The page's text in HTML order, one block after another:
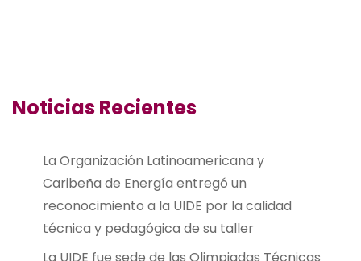
Noticias Recientes
La Organización Latinoamericana y
Caribeña de Energía entregó un
reconocimiento a la UIDE por la calidad
técnica y pedagógica de su taller